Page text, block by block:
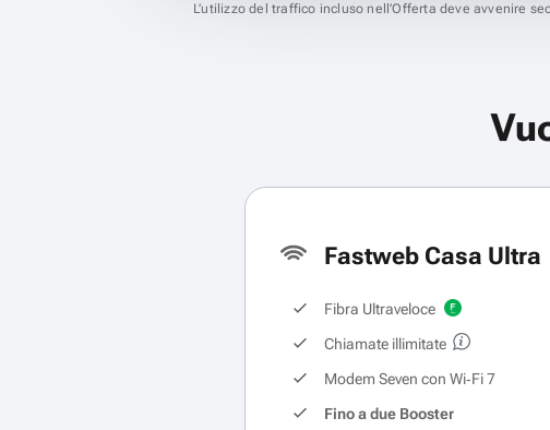
L’utilizzo del traffico incluso nell’Offerta deve avvenire
Fastweb Casa Ultra
Fibra Ultraveloce
Chiamate illimitate
Modem Seven con Wi‑Fi 7
Fino a due Booster